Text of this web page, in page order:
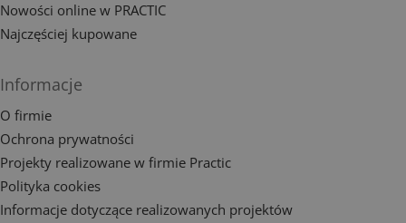
Nowości online w PRACTIC
Najczęściej kupowane
Informacje
O firmie
Ochrona prywatności
Projekty realizowane w firmie Practic
Polityka cookies
Informacje dotyczące realizowanych projektów